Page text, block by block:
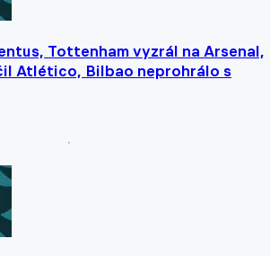
Tottenham vyzrál na Arsenal,
Atlético, Bilbao neprohrálo s